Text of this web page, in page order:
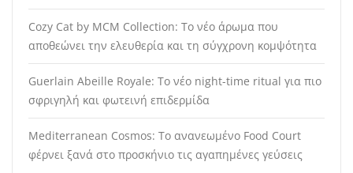
Cozy Cat by MCM Collection: Το νέο άρωμα που
αποθεώνει την ελευθερία και τη σύγχρονη κομψότητα
Guerlain Abeille Royale: Το νέο night-time ritual για πιο
σφριγηλή και φωτεινή επιδερμίδα
Mediterranean Cosmos: Το ανανεωμένο Food Court
φέρνει ξανά στο προσκήνιο τις αγαπημένες γεύσεις